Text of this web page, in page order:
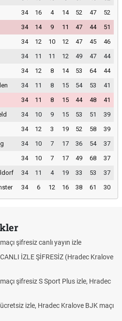
34 16 4 14 52 47
52
34 14 9 11 47 44
51
34 12 10 12 47 45
46
34 11 11 12 49 47
44
34 12 8 14 53 64
44
34 11 8 15 54 53
41
34 11 8 15 44 48
41
34 10 9 15 53 51
39
34 12 3 19 52 58
39
34 10 7 17 36 54
37
34 10 7 17 49 68
37
34 11 4 19 33 53
37
34 6 12 16 38 61 30
şifresiz canlı yayın izle
İZLE ŞİFRESİZ (Hradec Kralove
şifresiz S Sport Plus izle, Hradec
izle, Hradec Kralove BJK maçı